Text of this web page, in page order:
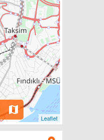
Leaflet
map